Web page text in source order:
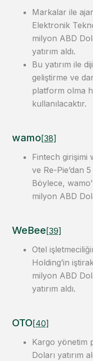
Markalar ile
Elektronik
milyon ABD
yatırım aldı.
Bu yatırım ile
geliştirme ve
platform olma
kullanılacaktır.
wamo[38]
Fintech girişimi
ve Re-Pie’dan
Böylece,
milyon ABD
WeBee [39]
Otel
Holding’in
milyon ABD
yatırım aldı.
OTO[40]
Kargo yönetim
Doları yatırım